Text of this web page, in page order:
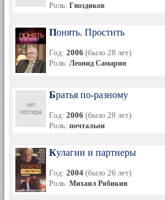
Роль: Гвоздиков
Понять. Простить
Год: 2006 (было 28 лет)
Роль: Леонид Самарин
Братья по-разному
Год: 2006 (было 28 лет)
Роль: почтальон
Кулагин и партнеры
Год: 2004 (было 26 лет)
Роль: Михаил Рябикин